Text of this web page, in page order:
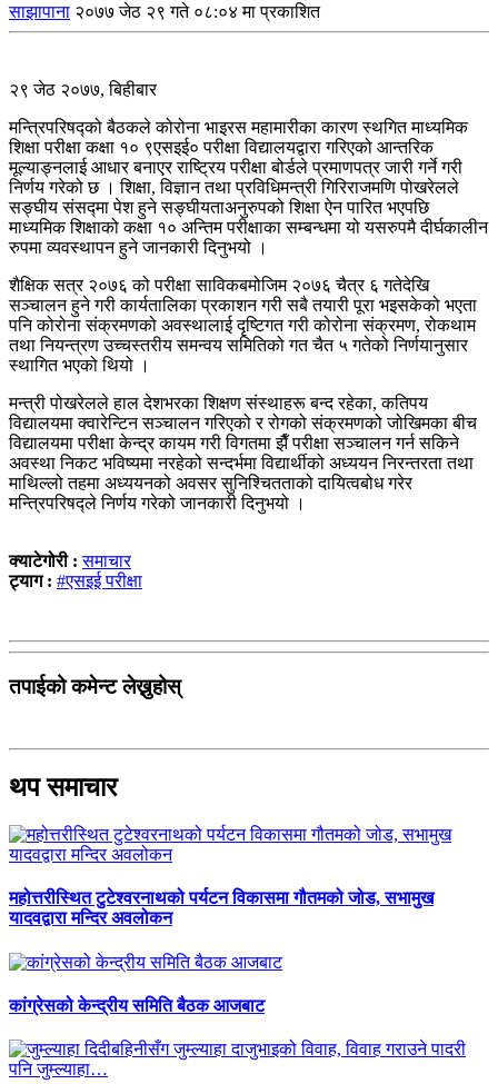
साझापाना २०७७ जेठ २९ गते ०८:०४ मा प्रकाशित
२९ जेठ २०७७, बिहीबार
मन्त्रिपरिषद्को बैठकले कोरोना भाइरस महामारीका कारण स्थगित माध्यमिक
शिक्षा परीक्षा कक्षा १० ९एसइई० परीक्षा विद्यालयद्वारा गरिएको आन्तरिक
मूल्याङ्नलाई आधार बनाएर राष्ट्रिय परीक्षा बोर्डले प्रमाणपत्र जारी गर्ने गरी
निर्णय गरेको छ । शिक्षा, विज्ञान तथा प्रविधिमन्त्री गिरिराजमणि पोखरेलले
सङ्घीय संसद्मा पेश हुने सङ्घीयताअनुरुपको शिक्षा ऐन पारित भएपछि
माध्यमिक शिक्षाको कक्षा १० अन्तिम परीक्षाका सम्बन्धमा यो यसरुपमै दीर्घकालीन
रुपमा व्यवस्थापन हुने जानकारी दिनुभयो ।
शैक्षिक सत्र २०७६ को परीक्षा साविकबमोजिम २०७६ चैत्र ६ गतेदेखि
सञ्चालन हुने गरी कार्यतालिका प्रकाशन गरी सबै तयारी पूरा भइसकेको भएता
पनि कोरोना संक्रमणको अवस्थालाई दृष्टिगत गरी कोरोना संक्रमण, रोकथाम
तथा नियन्त्रण उच्चस्तरीय समन्वय समितिको गत चैत ५ गतेको निर्णयानुसार
स्थागित भएको थियो ।
मन्त्री पोखरेलले हाल देशभरका शिक्षण संस्थाहरू बन्द रहेका, कतिपय
विद्यालयमा क्वारेन्टिन सञ्चालन गरिएको र रोगको संक्रमणको जोखिमका बीच
विद्यालयमा परीक्षा केन्द्र कायम गरी विगतमा झैँ परीक्षा सञ्चालन गर्न सकिने
अवस्था निकट भविष्यमा नरहेको सन्दर्भमा विद्यार्थीको अध्ययन निरन्तरता तथा
माथिल्लो तहमा अध्ययनको अवसर सुनिश्चितताको दायित्वबोध गरेर
मन्त्रिपरिषद्ले निर्णय गरेको जानकारी दिनुभयो ।
क्याटेगोरी :समाचार
ट्याग : #एसइई परीक्षा
तपाईको कमेन्ट लेख्नुहोस्
थप समाचार
महोत्तरीस्थित टुटेश्वरनाथको पर्यटन विकासमा गौतमको जोड, सभामुख
यादवद्वारा मन्दिर अवलोकन
कांग्रेसको केन्द्रीय समिति बैठक आजबाट